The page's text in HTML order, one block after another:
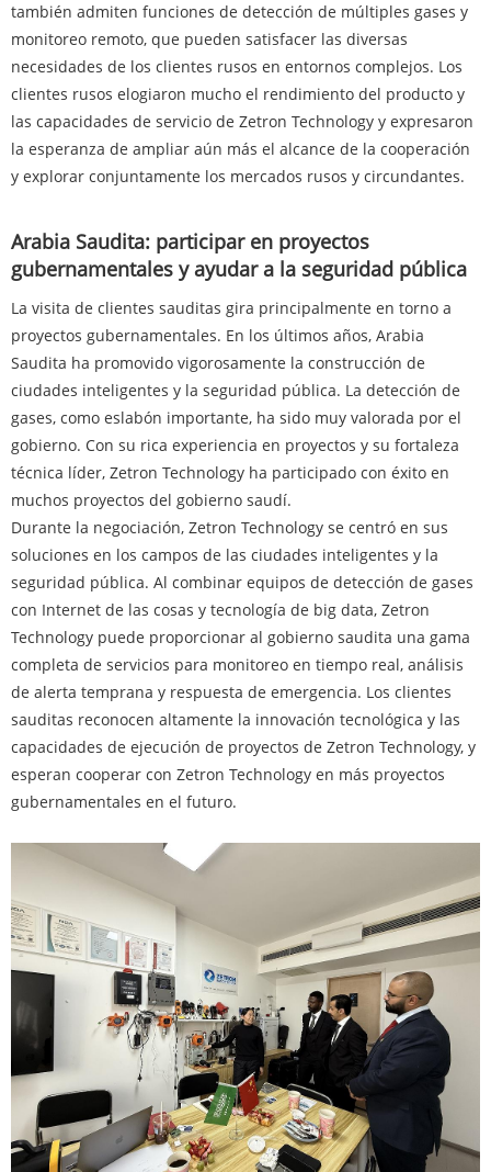
también admiten funciones de detección de múltiples gases y
monitoreo remoto, que pueden satisfacer las diversas
necesidades de los clientes rusos en entornos complejos. Los
clientes rusos elogiaron mucho el rendimiento del producto y
las capacidades de servicio de Zetron Technology y expresaron
la esperanza de ampliar aún más el alcance de la cooperación
y explorar conjuntamente los mercados rusos y circundantes.
Arabia Saudita: participar en proyectos
gubernamentales y ayudar a la seguridad pública
La visita de clientes sauditas gira principalmente en torno a
proyectos gubernamentales. En los últimos años, Arabia
Saudita ha promovido vigorosamente la construcción de
ciudades inteligentes y la seguridad pública. La detección de
gases, como eslabón importante, ha sido muy valorada por el
gobierno. Con su rica experiencia en proyectos y su fortaleza
técnica líder, Zetron Technology ha participado con éxito en
muchos proyectos del gobierno saudí.
Durante la negociación, Zetron Technology se centró en sus
soluciones en los campos de las ciudades inteligentes y la
seguridad pública. Al combinar equipos de detección de gases
con Internet de las cosas y tecnología de big data, Zetron
Technology puede proporcionar al gobierno saudita una gama
completa de servicios para monitoreo en tiempo real, análisis
de alerta temprana y respuesta de emergencia. Los clientes
sauditas reconocen altamente la innovación tecnológica y las
capacidades de ejecución de proyectos de Zetron Technology, y
esperan cooperar con Zetron Technology en más proyectos
gubernamentales en el futuro.